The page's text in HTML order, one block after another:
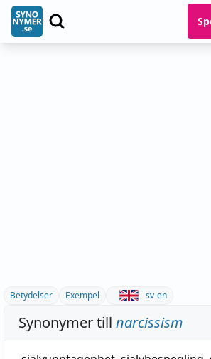
Betydelser Exempel sv-en
Synonymer till narcissism